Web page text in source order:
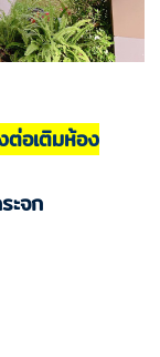
ต่อเติมห้อง
ะจก